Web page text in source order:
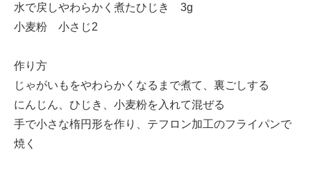
水で戻しやわらかく煮たひじき 3g
小麦粉 小さじ2
作り方
じゃがいもをやわらかくなるまで煮て、裏ごしする
にんじん、ひじき、小麦粉を入れて混ぜる
手で小さな楕円形を作り、テフロン加工のフライパンで
焼く